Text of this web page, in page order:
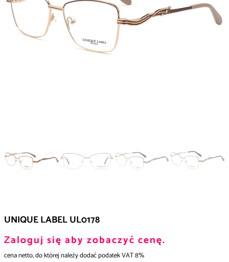
UNIQUE LABEL UL0178
Zaloguj się aby zobaczyć cenę.
cena netto, do której należy dodać podatek VAT 8%